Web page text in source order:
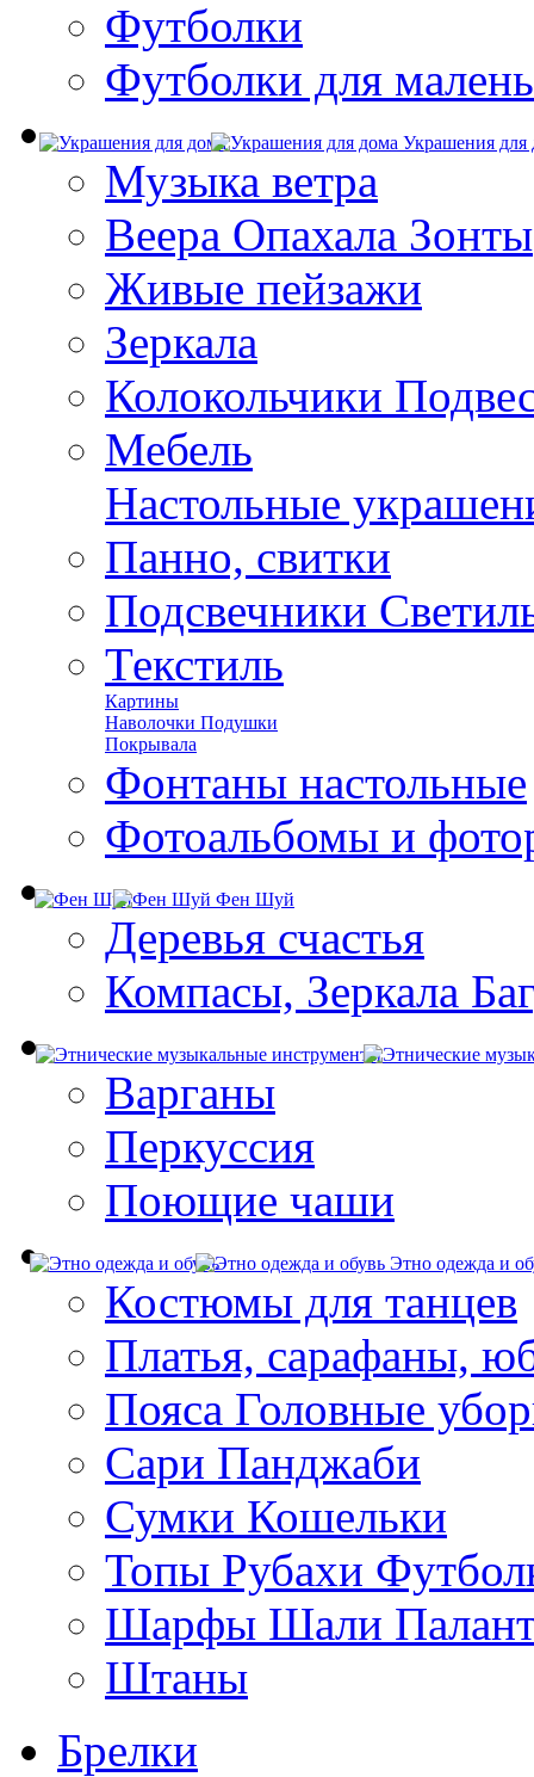
Футболки
Футболки для
Украшения для
Музыка ветра
Веера Опахала Зонты
Живые пейзажи
Зеркала
Колокольчики
Мебель
Настольные
Панно, свитки
Подсвечники
Текстиль
Картины
Наволочки Подушки
Покрывала
Фонтаны настольные
Фотоальбомы и
Фен Шуй
Деревья счастья
Компасы, Зеркала
Варганы
Перкуссия
Поющие чаши
Этно одежда и
Костюмы для танцев
Платья, сарафаны,
Пояса Головные
Сари Панджаби
Сумки Кошельки
Топы Рубахи
Шарфы Шали
Штаны
Брелки